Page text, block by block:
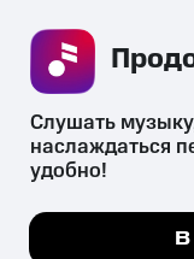
психотропных
их незаконный
Мы используем
Слушать
наслаждаться
удобно!